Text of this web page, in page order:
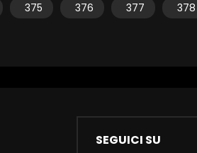
375 376 377 378
SEGUICI SU